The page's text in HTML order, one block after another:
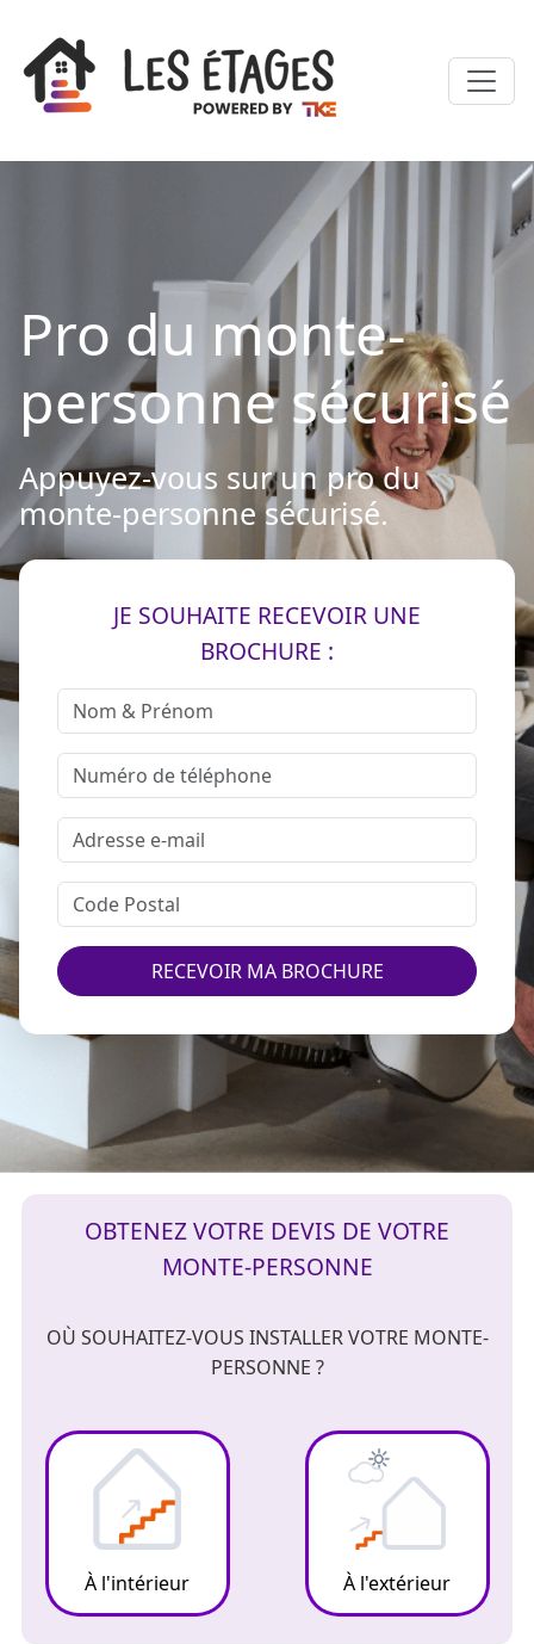
Pro du monte-
personne sécurisé
Appuyez-vous sur un pro du
monte-personne sécurisé.
JE SOUHAITE RECEVOIR UNE
BROCHURE :
RECEVOIR MA BROCHURE
OBTENEZ VOTRE DEVIS DE VOTRE
MONTE-PERSONNE
OÙ SOUHAITEZ-VOUS INSTALLER VOTRE MONTE-
PERSONNE ?
À l'intérieur À l'extérieur